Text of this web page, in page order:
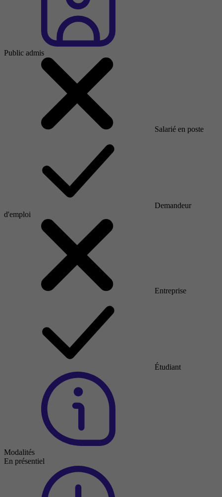
Public admis
Salarié en poste
Demandeur
d'emploi
Entreprise
Étudiant
Modalités
En présentiel